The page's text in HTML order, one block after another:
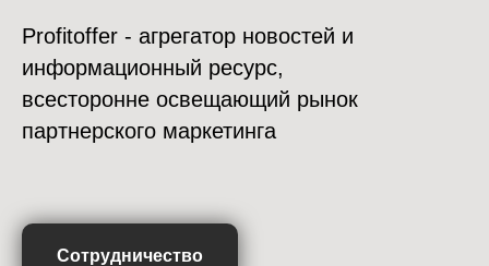
Profitoffer - агрегатор новостей и
информационный ресурс,
всесторонне освещающий рынок
партнерского маркетинга
Сотрудничество